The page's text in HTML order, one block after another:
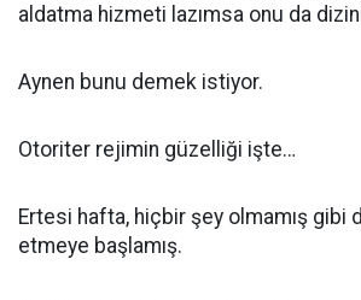
aldatma hizmeti lazımsa onu da
Aynen bunu demek istiyor.
Otoriter rejimin güzelliği işte…
Ertesi hafta, hiçbir şey olmamış gibi
etmeye başlamış.